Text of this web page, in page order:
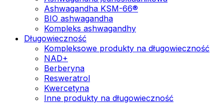
Ashwagandha KSM-66®
BIO ashwagandha
Kompleks ashwagandhy
Długowieczność
Kompleksowe produkty na długowieczność
NAD+
Berberyna
Resweratrol
Kwercetyna
Inne produkty na długowieczność